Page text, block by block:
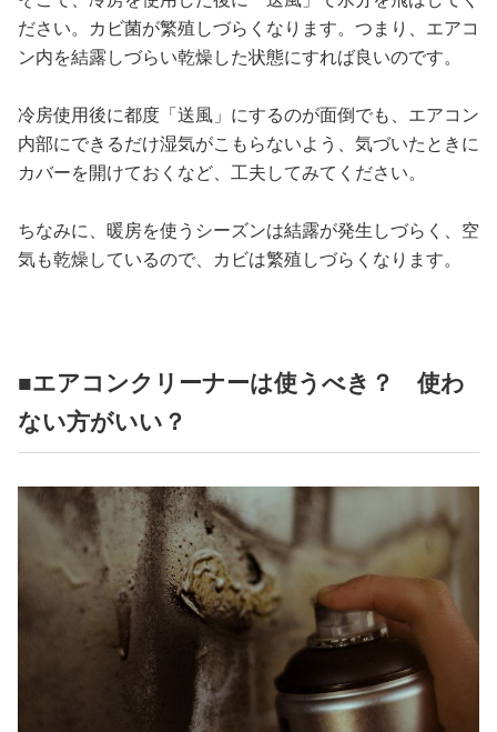
ださい。カビ菌が繁殖しづらくなります。つまり、エアコ
ン内を結露しづらい乾燥した状態にすれば良いのです。
冷房使用後に都度「送風」にするのが面倒でも、エアコン
内部にできるだけ湿気がこもらないよう、気づいたときに
カバーを開けておくなど、工夫してみてください。
ちなみに、暖房を使うシーズンは結露が発生しづらく、空
気も乾燥しているので、カビは繁殖しづらくなります。
■エアコンクリーナーは使うべき？ 使わ
ない方がいい？